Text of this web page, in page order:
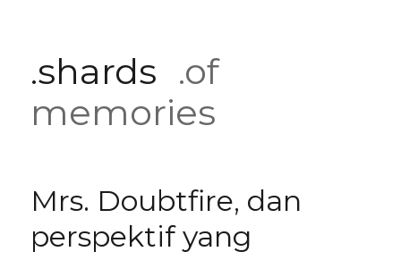
.shards .of
memories
Mrs. Doubtfire, dan
perspektif yang